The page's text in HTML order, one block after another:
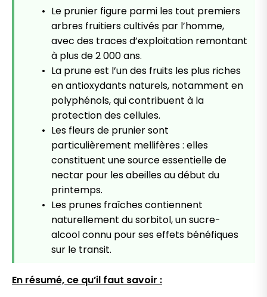
Le prunier figure parmi les tout premiers
arbres fruitiers cultivés par l’homme,
avec des traces d’exploitation remontant
à plus de 2 000 ans.
La prune est l’un des fruits les plus riches
en antioxydants naturels, notamment en
polyphénols, qui contribuent à la
protection des cellules.
Les fleurs de prunier sont
particulièrement mellifères : elles
constituent une source essentielle de
nectar pour les abeilles au début du
printemps.
Les prunes fraîches contiennent
naturellement du sorbitol, un sucre-
alcool connu pour ses effets bénéfiques
sur le transit.
En résumé, ce qu’il faut savoir :